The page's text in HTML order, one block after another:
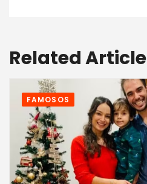
Related Article
FAMOSOS